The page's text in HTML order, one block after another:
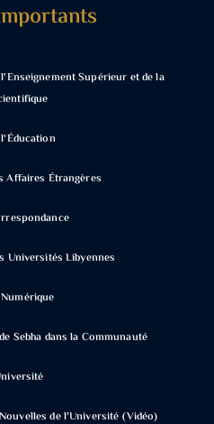
Supérieur et de la
Affaires Étrangères
Universités Libyennes
Sebha dans la Communauté
de l'Université (Vidéo)